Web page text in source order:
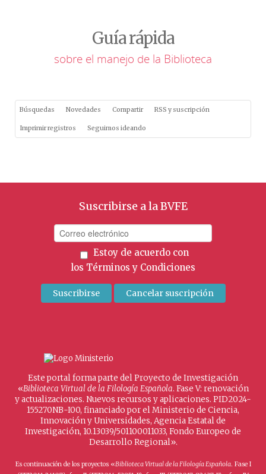
Guía rápida
sobre el manejo de la Biblioteca
Búsquedas Novedades Compartir RSS y suscripción
Imprimir registros Seguimos ideando
Suscribirse a la BVFE
Estoy de acuerdo con
los Términos y Condiciones
Este portal forma parte del Proyecto de Investigación
«Biblioteca Virtual de la Filología Española. Fase V: renovación
y actualizaciones. Nuevos recursos y aplicaciones. PID2024-
155270NB-I00, financiado por el Ministerio de Ciencia,
Innovación y Universidades, Agencia Estatal de
Investigación, 10.13039/501100011033, Fondo Europeo de
Desarrollo Regional».
Es continuación de los proyectos «Biblioteca Virtual de la Filología Española. Fase I